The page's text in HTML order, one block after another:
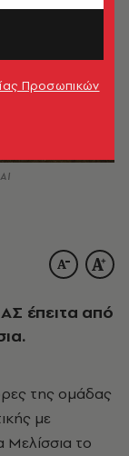
έπειτα από
της ομάδας
με
το
Προσωπικών